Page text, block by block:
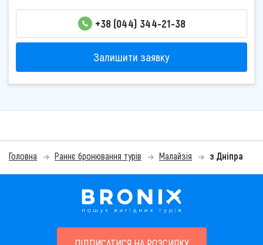
+38 (044) 344-21-38
Залишити заявку
Головна Раннє бронювання турів Малайзія з Дніпра